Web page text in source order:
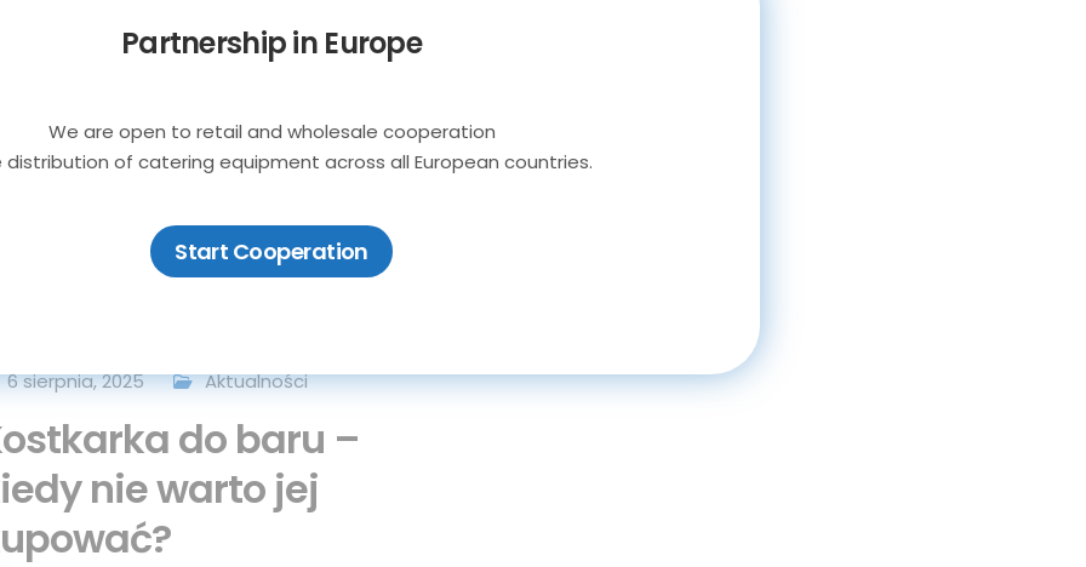
gastronomiczny na sezon
jesienno-zimowy?
z chłodniejszymi miesiącami zmieniają się
gości, a co za tym idzie – sposób pracy
6 sierpnia, 2025 Aktualności
do baru –
nie warto jej
Partnership in Europe
We are open to retail and wholesale cooperation
distribution of catering equipment across all European countries.
Start Cooperation